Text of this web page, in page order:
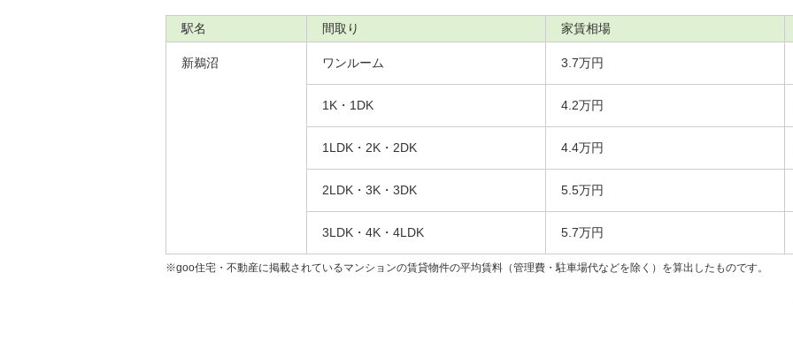
駅名 間取り 家賃相場
新鵜沼 ワンルーム 3.7万円
1K・1DK 4.2万円
1LDK・2K・2DK 4.4万円
2LDK・3K・3DK 5.5万円
3LDK・4K・4LDK 5.7万円
※goo住宅・不動産に掲載されているマンションの賃貸物件の平均賃料（管理費・駐車場代などを除く）を算出したものです。